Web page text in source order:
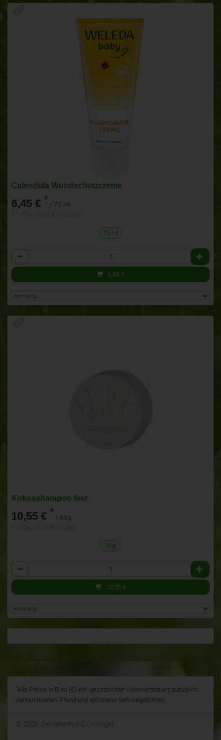
Calendula Wundschutzcreme
6,45 € * / 75 ml
75 ml
Anzahl
6,45 €
Kokosshampoo fest
10,55 € * / 55g
55g
Anzahl
10,55 €
*Alle Preise in Euro (€) inkl. gesetzlicher Mehrwertsteuer, zuzüglich
Versandkosten, Pfand und optionaler Servicegebühren.
© 2026 Demeterhof-Dünninger